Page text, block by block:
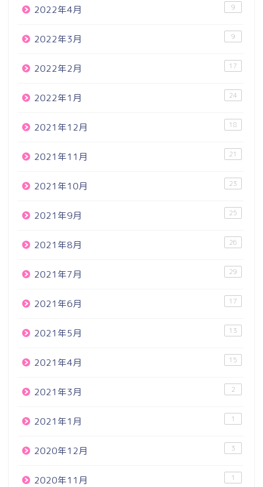
2022年4月 9
2022年3月 9
2022年2月 17
2022年1月 24
2021年12月 18
2021年11月 21
2021年10月 23
2021年9月 25
2021年8月 26
2021年7月 29
2021年6月 17
2021年5月 13
2021年4月 15
2021年3月 2
2021年1月 1
2020年12月 3
2020年11月 1